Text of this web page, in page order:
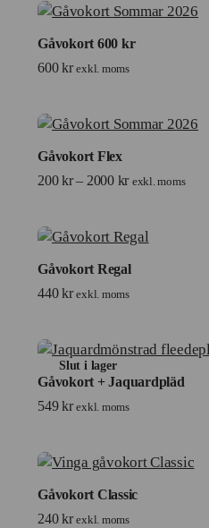
Gåvokort 600 kr
600kr exkl. moms
Gåvokort Flex
200kr – 2000 kr exkl. moms
Gåvokort Regal
440kr exkl. moms
Slut i lager
Gåvokort + Jaquardpläd
549kr exkl. moms
Gåvokort Classic
240kr exkl. moms